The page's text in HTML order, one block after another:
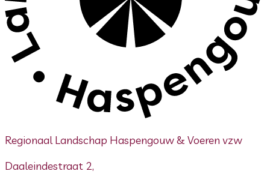
Regionaal Landschap Haspengouw & Voeren vzw
Daaleindestraat 2,